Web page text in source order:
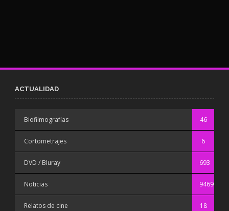
ACTUALIDAD
Biofilmografías 46
Cortometrajes 6
DVD / Bluray 693
Noticias 9469
Relatos de cine 18